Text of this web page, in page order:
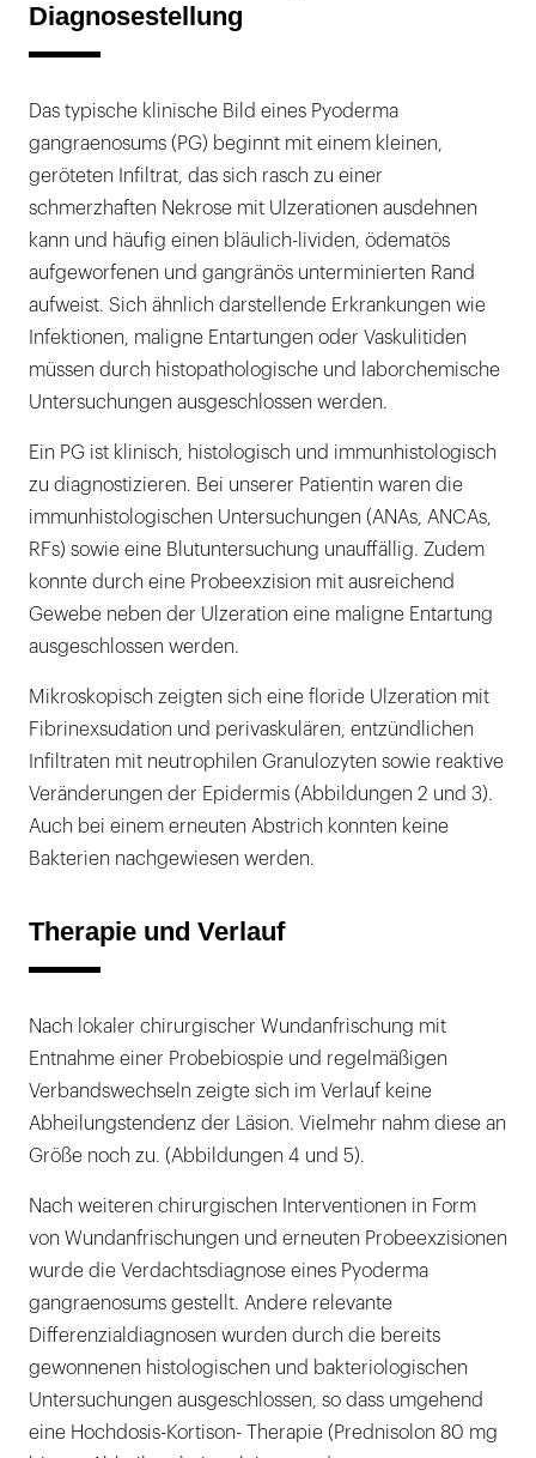
Diagnosestellung
Das typische klinische Bild eines Pyoderma
gangraenosums (PG) beginnt mit einem kleinen,
geröteten Infiltrat, das sich rasch zu einer
schmerzhaften Nekrose mit Ulzerationen ausdehnen
kann und häufig einen bläulich-lividen, ödematös
aufgeworfenen und gangränös unterminierten Rand
aufweist. Sich ähnlich darstellende Erkrankungen wie
Infektionen, maligne Entartungen oder Vaskulitiden
müssen durch histopathologische und laborchemische
Untersuchungen ausgeschlossen werden.
Ein PG ist klinisch, histologisch und immunhistologisch
zu diagnostizieren. Bei unserer Patientin waren die
immunhistologischen Untersuchungen (ANAs, ANCAs,
RFs) sowie eine Blutuntersuchung unauffällig. Zudem
konnte durch eine Probeexzision mit ausreichend
Gewebe neben der Ulzeration eine maligne Entartung
ausgeschlossen werden.
Mikroskopisch zeigten sich eine floride Ulzeration mit
Fibrinexsudation und perivaskulären, entzündlichen
Infiltraten mit neutrophilen Granulozyten sowie reaktive
Veränderungen der Epidermis (Abbildungen 2 und 3).
Auch bei einem erneuten Abstrich konnten keine
Bakterien nachgewiesen werden.
Therapie und Verlauf
Nach lokaler chirurgischer Wundanfrischung mit
Entnahme einer Probebiospie und regelmäßigen
Verbandswechseln zeigte sich im Verlauf keine
Abheilungstendenz der Läsion. Vielmehr nahm diese an
Größe noch zu. (Abbildungen 4 und 5).
Nach weiteren chirurgischen Interventionen in Form
von Wundanfrischungen und erneuten Probeexzisionen
wurde die Verdachtsdiagnose eines Pyoderma
gangraenosums gestellt. Andere relevante
Differenzialdiagnosen wurden durch die bereits
gewonnenen histologischen und bakteriologischen
Untersuchungen ausgeschlossen, so dass umgehend
eine Hochdosis-Kortison- Therapie (Prednisolon 80 mg